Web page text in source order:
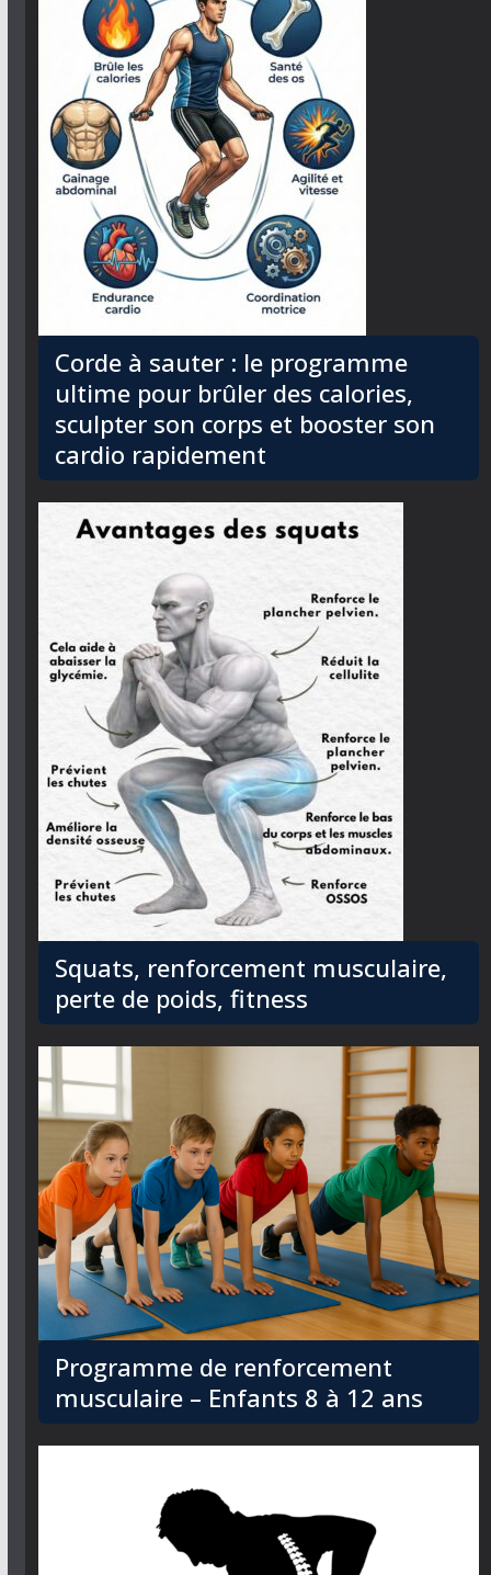
Corde à sauter : le programme
ultime pour brûler des calories,
sculpter son corps et booster son
cardio rapidement
Squats, renforcement musculaire,
perte de poids, fitness
Programme de renforcement
musculaire – Enfants 8 à 12 ans